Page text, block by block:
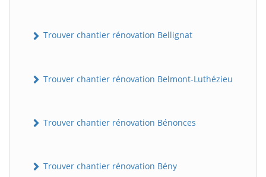
Trouver chantier rénovation Bellignat
Trouver chantier rénovation Belmont-Luthézieu
Trouver chantier rénovation Bénonces
Trouver chantier rénovation Bény